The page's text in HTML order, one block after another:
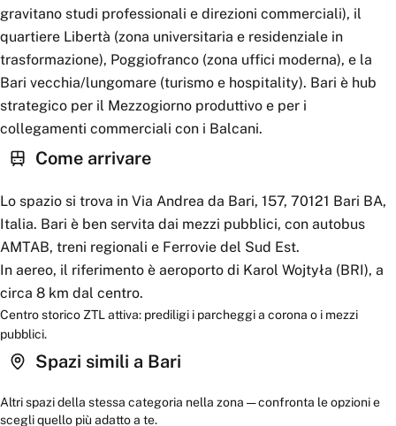
gravitano studi professionali e direzioni commerciali), il
quartiere Libertà (zona universitaria e residenziale in
trasformazione), Poggiofranco (zona uffici moderna), e la
Bari vecchia/lungomare (turismo e hospitality). Bari è hub
strategico per il Mezzogiorno produttivo e per i
collegamenti commerciali con i Balcani.
Come arrivare
Lo spazio si trova in Via Andrea da Bari, 157, 70121 Bari BA,
Italia. Bari è ben servita dai mezzi pubblici, con autobus
AMTAB, treni regionali e Ferrovie del Sud Est.
In aereo, il riferimento è aeroporto di Karol Wojtyła (BRI), a
circa 8 km dal centro.
Centro storico ZTL attiva: prediligi i parcheggi a corona o i mezzi
pubblici.
Spazi simili a Bari
Altri spazi della stessa categoria nella zona — confronta le opzioni e
scegli quello più adatto a te.